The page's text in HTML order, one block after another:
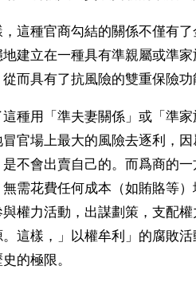
，這種官商勾結的關係不僅有
地建立在一種具有準親屬或準
從而具有了抗風險的雙重保險
這種用「準夫妻關係」或「準
冒官場上最大的風險去逐利，
是不會出賣自己的。而爲商的
無需花費任何成本（如賄賂等
與權力活動，出謀劃策，支配
。這樣，」以權牟利」的腐敗
的極限。